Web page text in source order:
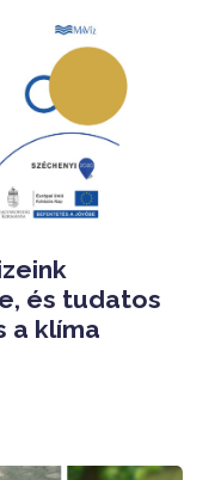
és tudatos
a klíma